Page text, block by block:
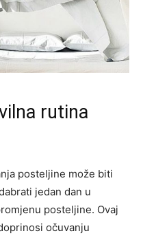
rutina
posteljine može biti
jedan dan u
posteljine. Ovaj
očuvanju